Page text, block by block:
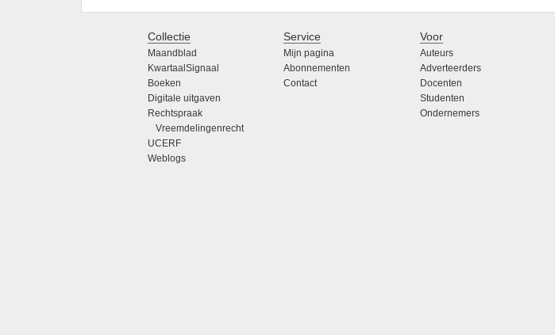
Collectie
Maandblad
KwartaalSignaal
Boeken
Digitale uitgaven
Rechtspraak
Vreemdelingenrecht
UCERF
Weblogs
Service
Mijn pagina
Abonnementen
Contact
Voor
Auteurs
Adverteerders
Docenten
Studenten
Ondernemers